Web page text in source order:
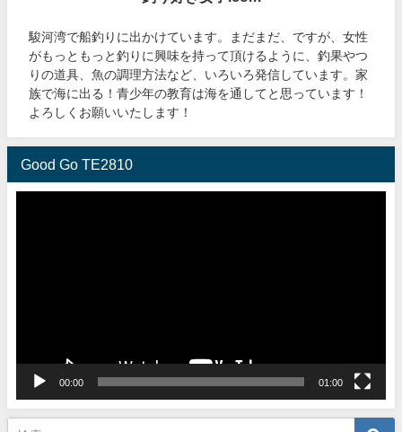
駿河湾で船釣りに出かけています。まだまだ、ですが、女性
がもっともっと釣りに興味を持って頂けるように、釣果やつ
りの道具、魚の調理方法など、いろいろ発信しています。家
族で海に出る！青少年の教育は海を通してと思っています！
よろしくお願いいたします！
Good Go TE2810
00:00 01:00